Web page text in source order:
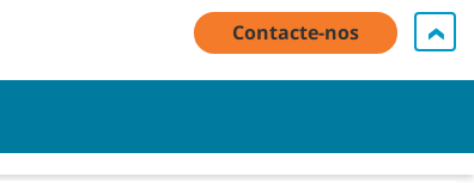
Contacte-nos Português - PT
Contacte-nos